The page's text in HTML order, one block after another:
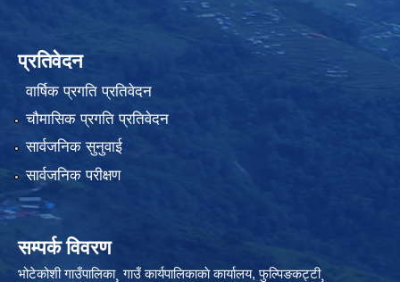
प्रतिवेदन
वार्षिक प्रगति प्रतिवेदन
चौमासिक प्रगति प्रतिवेदन
सार्वजनिक सुनुवाई
सार्वजनिक परीक्षण
सम्पर्क विवरण
भोटेकोशी गाउँपालिका¸ गाउँ कार्यपालिकाकाे कार्यालय, फुल्पिङकट्टी¸